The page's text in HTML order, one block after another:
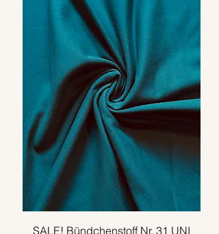
SALE! Bündchenstoff Nr. 31 UNI